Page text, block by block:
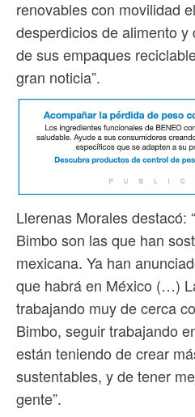
renovables con movilidad
desperdicios de alimento
de sus empaques
gran noticia”.
Llerenas Morales destacó:
Bimbo son las que han
mexicana. Ya han
que habrá en México (…)
trabajando muy de cerca
Bimbo, seguir trabajando
están teniendo de crear
sustentables, y de tener
gente”.